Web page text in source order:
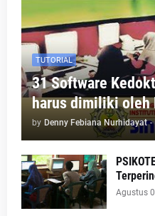
TUTORIAL
31 Software
harus dimiliki oleh
by Denny Febiana Nurhidayat -
Agustus